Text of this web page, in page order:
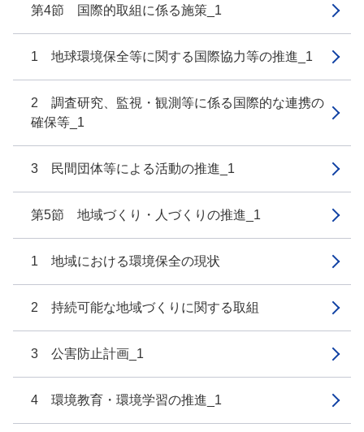
第4節 国際的取組に係る施策_1
1 地球環境保全等に関する国際協力等の推進_1
2 調査研究、監視・観測等に係る国際的な連携の
確保等_1
3 民間団体等による活動の推進_1
第5節 地域づくり・人づくりの推進_1
1 地域における環境保全の現状
2 持続可能な地域づくりに関する取組
3 公害防止計画_1
4 環境教育・環境学習の推進_1